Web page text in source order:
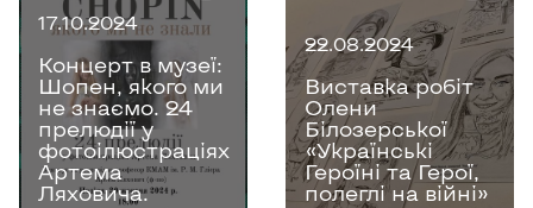
17.10.2024
Концерт в музеї:
Шопен, якого ми
не знаємо. 24
прелюдії у
фотоілюстраціях
Артема
Ляховича.
22.08.2024
Виставка робіт
Олени
Білозерської
«Українські
Героїні та Герої,
полеглі на війні»